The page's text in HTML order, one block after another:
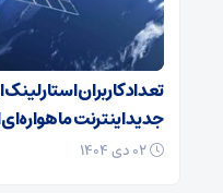
جدید اینترنت